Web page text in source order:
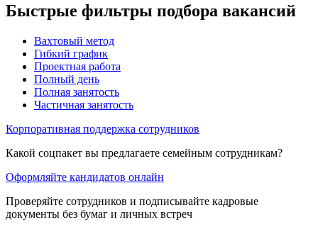
Быстрые фильтры подбора вакансий
Вахтовый метод
Гибкий график
Проектная работа
Полный день
Полная занятость
Частичная занятость
Корпоративная поддержка сотрудников
Какой соцпакет вы предлагаете семейным сотрудникам?
Оформляйте кандидатов онлайн
Проверяйте сотрудников и подписывайте кадровые
документы без бумаг и личных встреч